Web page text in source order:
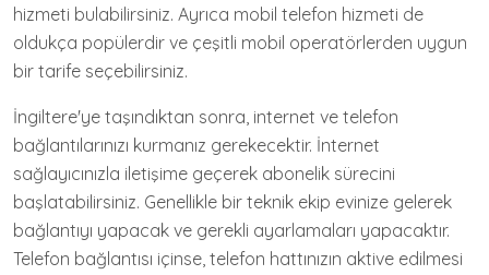
hizmeti bulabilirsiniz. Ayrıca mobil telefon hizmeti de
oldukça popülerdir ve çeşitli mobil operatörlerden uygun
bir tarife seçebilirsiniz.
İngiltere'ye taşındıktan sonra, internet ve telefon
bağlantılarınızı kurmanız gerekecektir. İnternet
sağlayıcınızla iletişime geçerek abonelik sürecini
başlatabilirsiniz. Genellikle bir teknik ekip evinize gelerek
bağlantıyı yapacak ve gerekli ayarlamaları yapacaktır.
Telefon bağlantısı içinse, telefon hattınızın aktive edilmesi